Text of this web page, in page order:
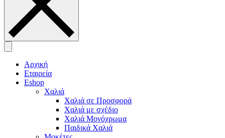
Αρχική
Εταιρεία
Eshop
Χαλιά
Χαλιά σε Προσφορά
Χαλιά με σχέδιο
Χαλιά Μονόχρωμα
Παιδικά Χαλιά